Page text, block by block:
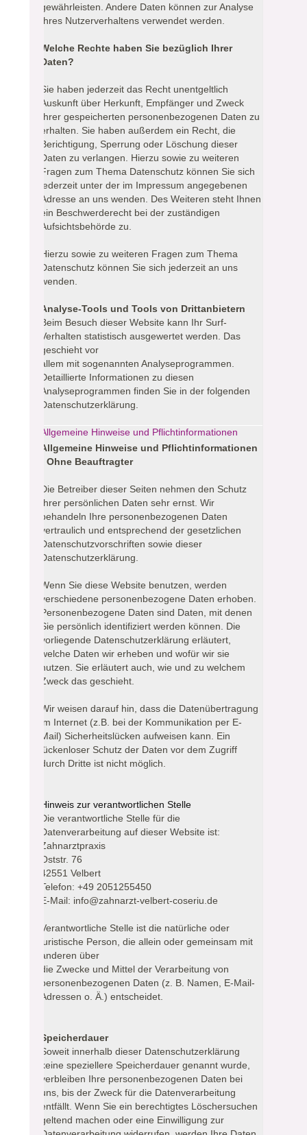
gewährleisten. Andere Daten können zur Analyse
Ihres Nutzerverhaltens verwendet werden.
Welche Rechte haben Sie bezüglich Ihrer
Daten?
Sie haben jederzeit das Recht unentgeltlich
Auskunft über Herkunft, Empfänger und Zweck
Ihrer gespeicherten personenbezogenen Daten zu
erhalten. Sie haben außerdem ein Recht, die
Berichtigung, Sperrung oder Löschung dieser
Daten zu verlangen. Hierzu sowie zu weiteren
Fragen zum Thema Datenschutz können Sie sich
jederzeit unter der im Impressum angegebenen
Adresse an uns wenden. Des Weiteren steht Ihnen
ein Beschwerderecht bei der zuständigen
Aufsichtsbehörde zu.
Hierzu sowie zu weiteren Fragen zum Thema
Datenschutz können Sie sich jederzeit an uns
wenden.
Analyse-Tools und Tools von Drittanbietern
Beim Besuch dieser Website kann Ihr Surf-
Verhalten statistisch ausgewertet werden. Das
geschieht vor
allem mit sogenannten Analyseprogrammen.
Detaillierte Informationen zu diesen
Analyseprogrammen finden Sie in der folgenden
Datenschutzerklärung.
Allgemeine Hinweise und Pflichtinformationen
Allgemeine Hinweise und Pflichtinformationen
- Ohne Beauftragter
Die Betreiber dieser Seiten nehmen den Schutz
Ihrer persönlichen Daten sehr ernst. Wir
behandeln Ihre personenbezogenen Daten
vertraulich und entsprechend der gesetzlichen
Datenschutzvorschriften sowie dieser
Datenschutzerklärung.
Wenn Sie diese Website benutzen, werden
verschiedene personenbezogene Daten erhoben.
Personenbezogene Daten sind Daten, mit denen
Sie persönlich identifiziert werden können. Die
vorliegende Datenschutzerklärung erläutert,
welche Daten wir erheben und wofür wir sie
nutzen. Sie erläutert auch, wie und zu welchem
Zweck das geschieht.
Wir weisen darauf hin, dass die Datenübertragung
im Internet (z.B. bei der Kommunikation per E-
Mail) Sicherheitslücken aufweisen kann. Ein
lückenloser Schutz der Daten vor dem Zugriff
durch Dritte ist nicht möglich.
Hinweis zur verantwortlichen Stelle
Die verantwortliche Stelle für die
Datenverarbeitung auf dieser Website ist:
Zahnarztpraxis
Oststr. 76
42551 Velbert
Telefon: +49 2051255450
E-Mail: info@zahnarzt-velbert-coseriu.de
Verantwortliche Stelle ist die natürliche oder
juristische Person, die allein oder gemeinsam mit
anderen über
die Zwecke und Mittel der Verarbeitung von
personenbezogenen Daten (z. B. Namen, E-Mail-
Adressen o. Ä.) entscheidet.
Speicherdauer
Soweit innerhalb dieser Datenschutzerklärung
keine speziellere Speicherdauer genannt wurde,
verbleiben Ihre personenbezogenen Daten bei
uns, bis der Zweck für die Datenverarbeitung
entfällt. Wenn Sie ein berechtigtes Löschersuchen
geltend machen oder eine Einwilligung zur